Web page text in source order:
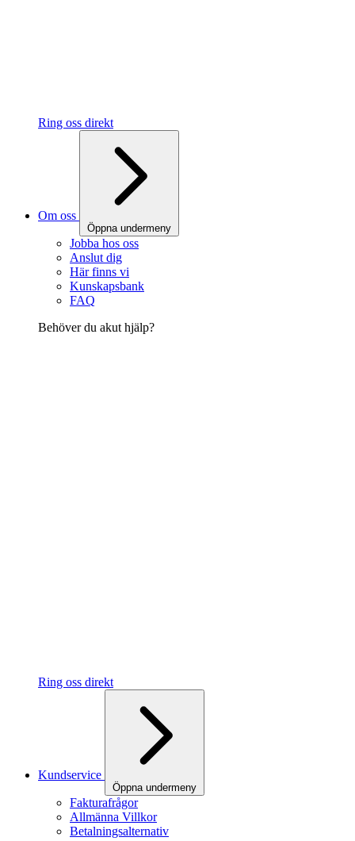
Ring oss direkt
Om oss
Öppna undermeny
Jobba hos oss
Anslut dig
Här finns vi
Kunskapsbank
FAQ
Behöver du akut hjälp?
Ring oss direkt
Kundservice
Öppna undermeny
Fakturafrågor
Allmänna Villkor
Betalningsalternativ